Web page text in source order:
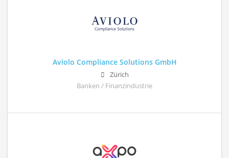
Aviolo Compliance Solutions GmbH
Zürich
Banken / Finanzindustrie